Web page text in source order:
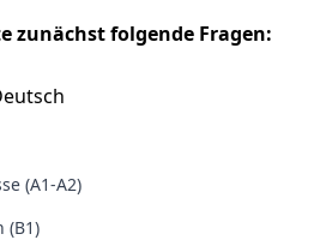
zunächst folgende Fragen:
(A1-A2)
(B1)